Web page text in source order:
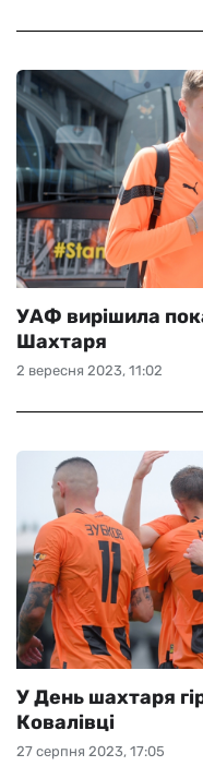
2 вересня 2023, 11:02
УАФ вирішила
Шахтаря
27 серпня 2023, 17:05
У День шахтаря
Ковалівці